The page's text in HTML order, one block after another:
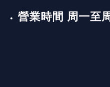
營業時間 周一至